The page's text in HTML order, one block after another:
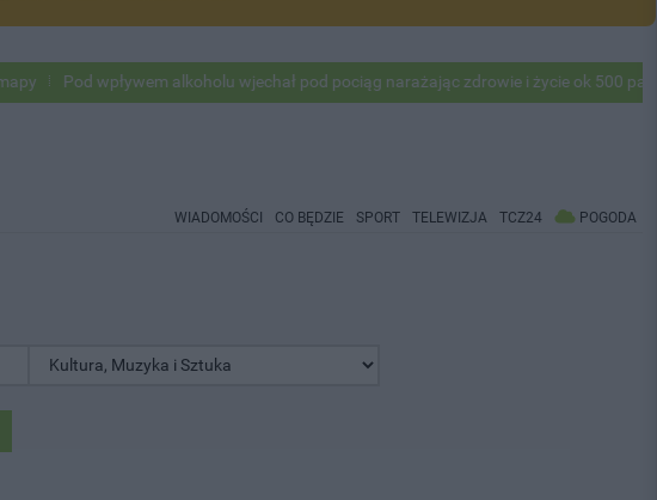
Pod wpływem alkoholu wjechał pod pociąg narażając zdrowie i życie ok 500
WIADOMOŚCI CO BĘDZIE SPORT TELEWIZJA TCZ24 POGODA